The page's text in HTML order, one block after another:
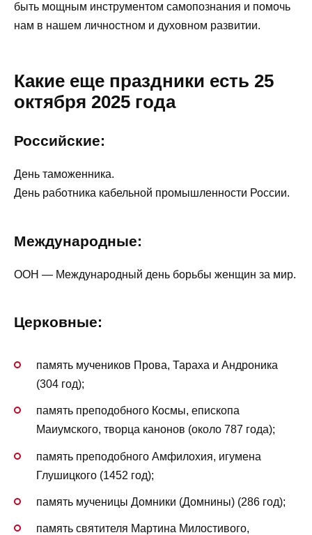
быть мощным инструментом самопознания и помочь
нам в нашем личностном и духовном развитии.
Какие еще праздники есть 25
октября 2025 года
Российские:
День таможенника.
День работника кабельной промышленности России.
Международные:
ООН — Международный день борьбы женщин за мир.
Церковные:
память мучеников Прова, Тараха и Андроника
(304 год);
память преподобного Космы, епископа
Маиумского, творца канонов (около 787 года);
память преподобного Амфилохия, игумена
Глушицкого (1452 год);
память мученицы Домники (Домнины) (286 год);
память святителя Мартина Милостивого,